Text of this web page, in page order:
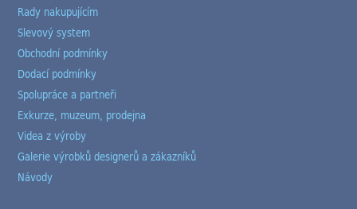
Rady nakupujícím
Slevový system
Obchodní podmínky
Dodací podmínky
Spolupráce a partneři
Exkurze, muzeum, prodejna
Videa z výroby
Galerie výrobků designerů a zákazníků
Návody